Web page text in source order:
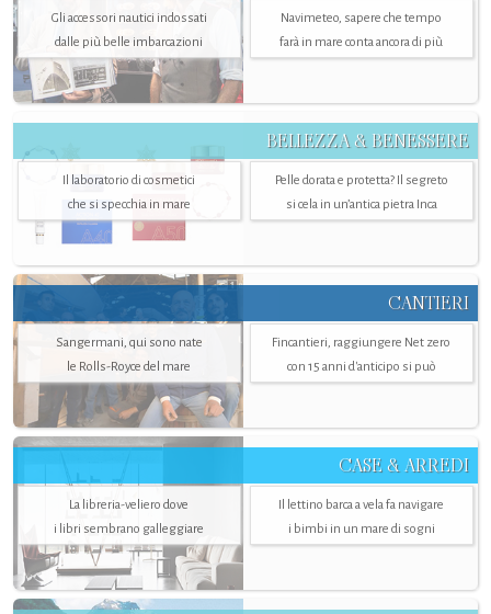
Gli accessori nautici indossati
dalle più belle imbarcazioni
Navimeteo, sapere che tempo
farà in mare conta ancora di più
BELLEZZA & BENESSERE
Il laboratorio di cosmetici
che si specchia in mare
Pelle dorata e protetta? Il segreto
si cela in un’antica pietra Inca
CANTIERI
Sangermani, qui sono nate
le Rolls-Royce del mare
Fincantieri, raggiungere Net zero
con 15 anni d'anticipo si può
CASE & ARREDI
La libreria-veliero dove
i libri sembrano galleggiare
Il lettino barca a vela fa navigare
i bimbi in un mare di sogni